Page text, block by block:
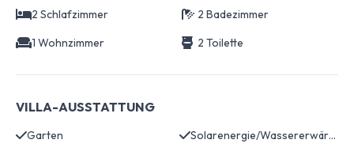
2 Schlafzimmer
2 Badezimmer
1 Wohnzimmer
2 Toilette
VILLA-AUSSTATTUNG
Garten
Solarenergie/Wassererwärmung